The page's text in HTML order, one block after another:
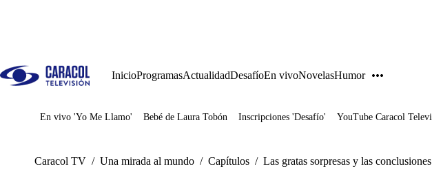
InicioProgramasActualidadDesafíoEn vivoNovelasHumor
Juegos
En vivo 'Yo Me Llamo' Bebé de Laura Tobón Inscripciones 'Desafío' YouTube Caracol
Caracol TV / Una mirada al mundo / Capítulos / Las gratas sorpresas y las